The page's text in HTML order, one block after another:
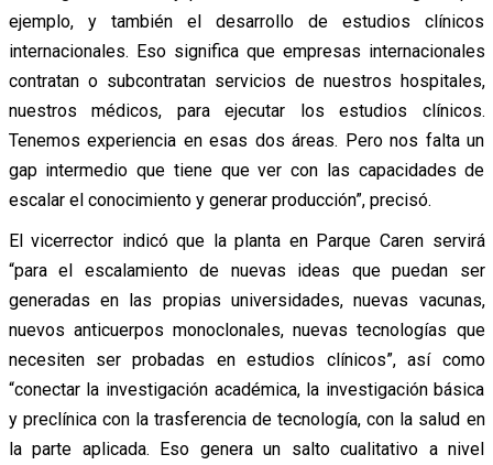
ejemplo, y también el desarrollo de estudios clínicos
internacionales. Eso significa que empresas internacionales
contratan o subcontratan servicios de nuestros hospitales,
nuestros médicos, para ejecutar los estudios clínicos.
Tenemos experiencia en esas dos áreas. Pero nos falta un
gap intermedio que tiene que ver con las capacidades de
escalar el conocimiento y generar producción”, precisó.
El vicerrector indicó que la planta en Parque Caren servirá
“para el escalamiento de nuevas ideas que puedan ser
generadas en las propias universidades, nuevas vacunas,
nuevos anticuerpos monoclonales, nuevas tecnologías que
necesiten ser probadas en estudios clínicos”, así como
“conectar la investigación académica, la investigación básica
y preclínica con la trasferencia de tecnología, con la salud en
la parte aplicada. Eso genera un salto cualitativo a nivel